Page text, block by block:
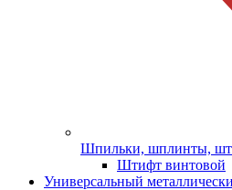
Шпильки, шплинты,
Штифт винтовой
Универсальный